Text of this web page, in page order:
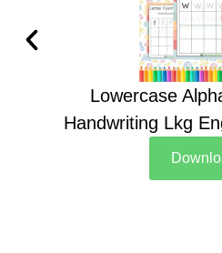
Lowercase
Handwriting Lkg